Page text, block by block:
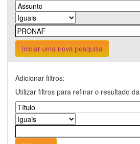
Iniciar uma nova pesquisa
Adicionar filtros:
Utilizar filtros para refinar o resultado